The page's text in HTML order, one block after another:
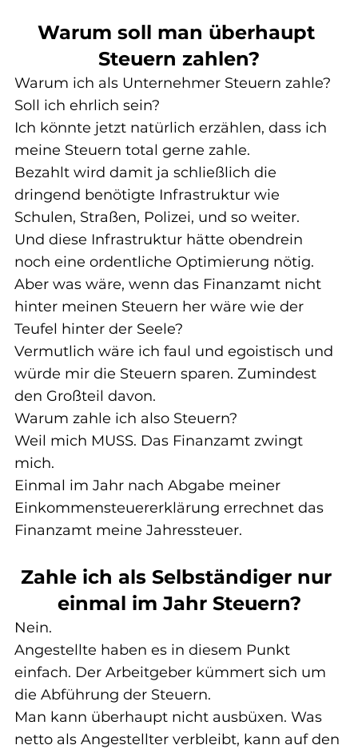
Warum soll man überhaupt
Steuern zahlen?
Warum ich als Unternehmer Steuern zahle?
Soll ich ehrlich sein?
Ich könnte jetzt natürlich erzählen, dass ich
meine Steuern total gerne zahle.
Bezahlt wird damit ja schließlich die
dringend benötigte Infrastruktur wie
Schulen, Straßen, Polizei, und so weiter.
Und diese Infrastruktur hätte obendrein
noch eine ordentliche Optimierung nötig.
Aber was wäre, wenn das Finanzamt nicht
hinter meinen Steuern her wäre wie der
Teufel hinter der Seele?
Vermutlich wäre ich faul und egoistisch und
würde mir die Steuern sparen. Zumindest
den Großteil davon.
Warum zahle ich also Steuern?
Weil mich MUSS. Das Finanzamt zwingt
mich.
Einmal im Jahr nach Abgabe meiner
Einkommensteuererklärung errechnet das
Finanzamt meine Jahressteuer.
Zahle ich als Selbständiger nur
einmal im Jahr Steuern?
Nein.
Angestellte haben es in diesem Punkt
einfach. Der Arbeitgeber kümmert sich um
die Abführung der Steuern.
Man kann überhaupt nicht ausbüxen. Was
netto als Angestellter verbleibt, kann auf den